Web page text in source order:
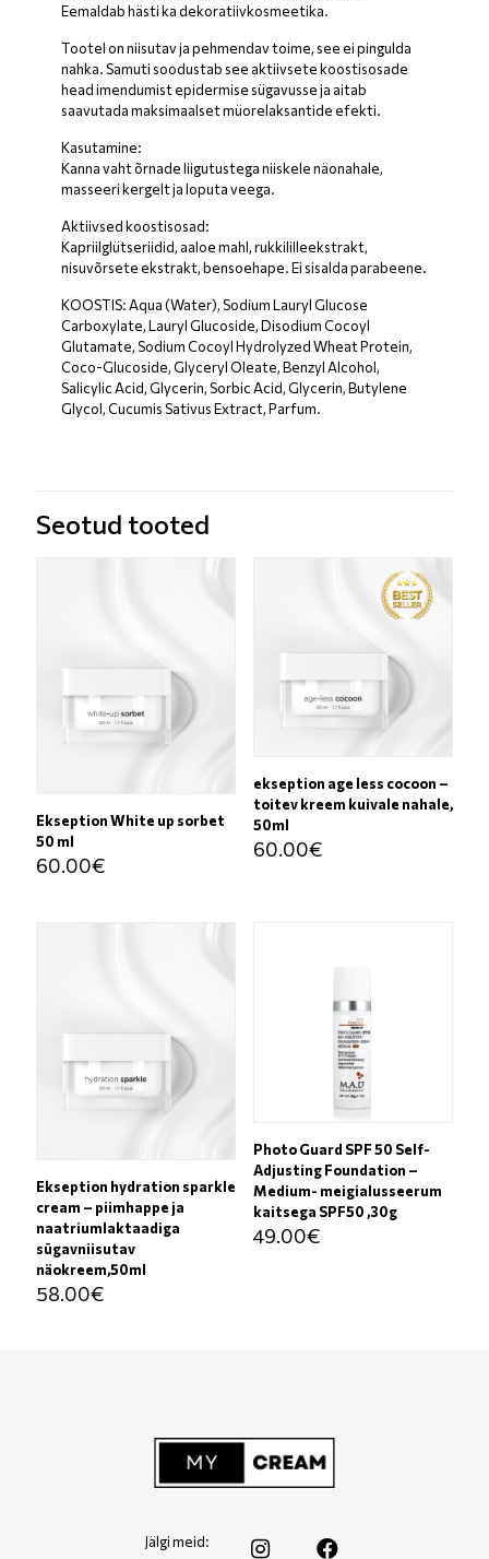
Eemaldab hästi ka dekoratiivkosmeetika.
Tootel on niisutav ja pehmendav toime, see ei pingulda
nahka. Samuti soodustab see aktiivsete koostisosade
head imendumist epidermise sügavusse ja aitab
saavutada maksimaalset müorelaksantide efekti.
Kasutamine:
Kanna vaht õrnade liigutustega niiskele näonahale,
masseeri kergelt ja loputa veega.
Aktiivsed koostisosad:
Kapriilglütseriidid, aaloe mahl, rukkililleekstrakt,
nisuvõrsete ekstrakt, bensoehape. Ei sisalda parabeene.
KOOSTIS: Aqua (Water), Sodium Lauryl Glucose
Carboxylate, Lauryl Glucoside, Disodium Cocoyl
Glutamate, Sodium Cocoyl Hydrolyzed Wheat Protein,
Coco-Glucoside, Glyceryl Oleate, Benzyl Alcohol,
Salicylic Acid, Glycerin, Sorbic Acid, Glycerin, Butylene
Glycol, Cucumis Sativus Extract, Parfum.
Seotud tooted
Ekseption White up sorbet
50 ml
60.00€
ekseption age less cocoon –
toitev kreem kuivale nahale,
50ml
60.00€
Ekseption hydration sparkle
cream – piimhappe ja
naatriumlaktaadiga
sügavniisutav
näokreem,50ml
58.00€
Photo Guard SPF 50 Self-
Adjusting Foundation –
Medium- meigialusseerum
kaitsega SPF50 ,30g
49.00€
Jälgi meid: